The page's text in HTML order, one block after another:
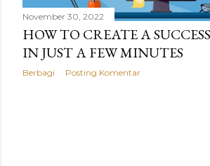
November 30, 2022
HOW TO CREATE A
IN JUST A FEW MINUTES
Berbagi Posting Komentar